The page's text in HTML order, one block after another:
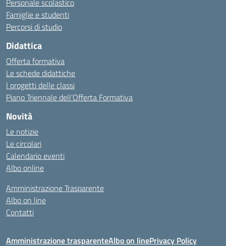
Personale scolastico
Famiglie e studenti
Percorsi di studio
Didattica
Offerta formativa
Le schede didattiche
I progetti delle classi
Piano Triennale dell’Offerta Formativa
Novità
Le notizie
Le circolari
Calendario eventi
Albo online
Amministrazione Trasparente
Albo on line
Contatti
Amministrazione trasparenteAlbo on linePrivacy Policy